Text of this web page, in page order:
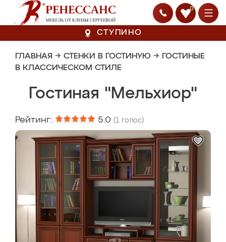
0
СТУПИНО
ГЛАВНАЯ → СТЕНКИ В ГОСТИНУЮ → ГОСТИНЫЕ
В КЛАССИЧЕСКОМ СТИЛЕ
Гостиная "Мельхиор"
Рейтинг: 5.0 (1 голос)